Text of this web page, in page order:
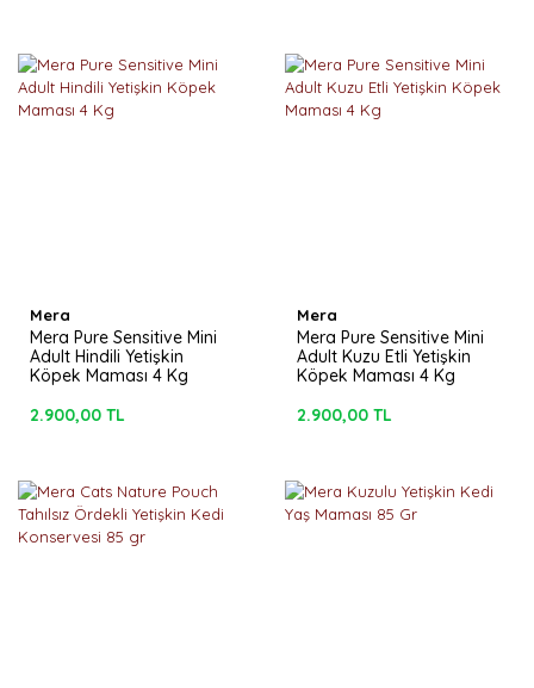
Mera
Mera Pure Sensitive Mini
Adult Hindili Yetişkin
Köpek Maması 4 Kg
2.900,00 TL
Mera
Mera Pure Sensitive Mini
Adult Kuzu Etli Yetişkin
Köpek Maması 4 Kg
2.900,00 TL